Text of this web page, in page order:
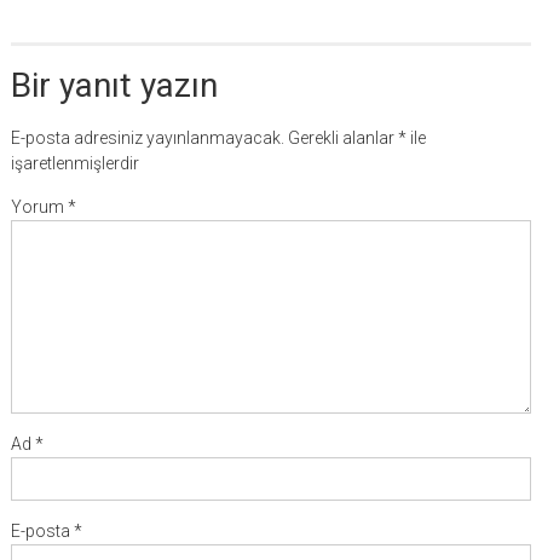
Bir yanıt yazın
E-posta adresiniz yayınlanmayacak. Gerekli alanlar*ile
işaretlenmişlerdir
Yorum *
Ad *
E-posta *